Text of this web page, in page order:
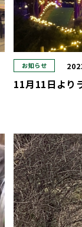
お知らせ
11月11日より